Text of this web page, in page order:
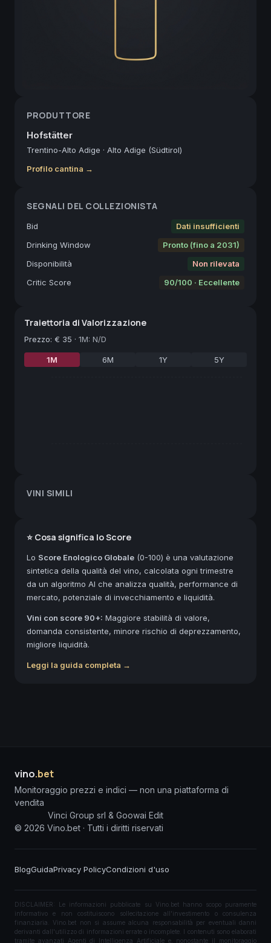
PRODUTTORE
Hofstätter
Trentino-Alto Adige · Alto Adige (Südtirol)
Profilo cantina →
SEGNALI DEL COLLEZIONISTA
Bid
Dati insufficienti
Drinking Window
Pronto (fino a 2031)
Disponibilità
Non rilevata
Critic Score
90/100 · Eccellente
Traiettoria di Valorizzazione
Prezzo: € 35 · 1M: N/D
1M 6M 1Y 5Y
VINI SIMILI
⭐ Cosa significa lo Score
Lo Score Enologico Globale (0-100) è una valutazione
sintetica della qualità del vino, calcolata ogni trimestre
da un algoritmo AI che analizza qualità, performance di
mercato, potenziale di invecchiamento e liquidità.
Vini con score 90+: Maggiore stabilità di valore,
domanda consistente, minore rischio di deprezzamento,
migliore liquidità.
Leggi la guida completa →
vino.bet
Monitoraggio prezzi e indici — non una piattaforma di
vendita
Vinci Group srl & Goowai Edit
© 2026 Vino.bet · Tutti i diritti riservati
BlogGuidaPrivacy PolicyCondizioni d'uso
DISCLAIMER: Le informazioni pubblicate su Vino.bet hanno scopo puramente
informativo e non costituiscono sollecitazione all'investimento o consulenza
finanziaria. Vino.bet non si assume alcuna responsabilità per eventuali danni
derivanti dall'utilizzo di informazioni errate o incomplete. I contenuti sono elaborati
tramite avanzati Agenti di Intelligenza Artificiale e, nonostante il monitoraggio